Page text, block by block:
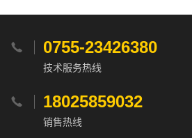
 0755-23426380
技术服务热线
 18025859032
销售热线